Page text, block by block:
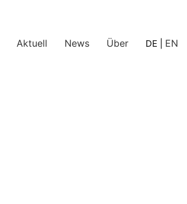
Aktuell News Über DE EN